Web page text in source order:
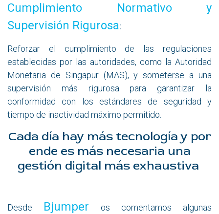
Cumplimiento Normativo y
Supervisión Rigurosa:
Reforzar el cumplimiento de las regulaciones
establecidas por las autoridades, como la Autoridad
Monetaria de Singapur (MAS), y someterse a una
supervisión más rigurosa para garantizar la
conformidad con los estándares de seguridad y
tiempo de inactividad máximo permitido.
Cada día hay más tecnología y por
ende es más necesaria una
gestión digital más exhaustiva
Desde Bjumper os comentamos algunas